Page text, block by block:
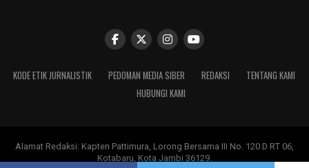
KODE ETIK JURNALISTIK PEDOMAN MEDIA SIBER REDAKSI
TENTANG KAMI
HUBUNGI KAMI
Alamat Redaksi: Kapten Pattimura, Lorong Bersama III No. 120 D RT 06,
Kotabaru, Kota Jambi 36129.